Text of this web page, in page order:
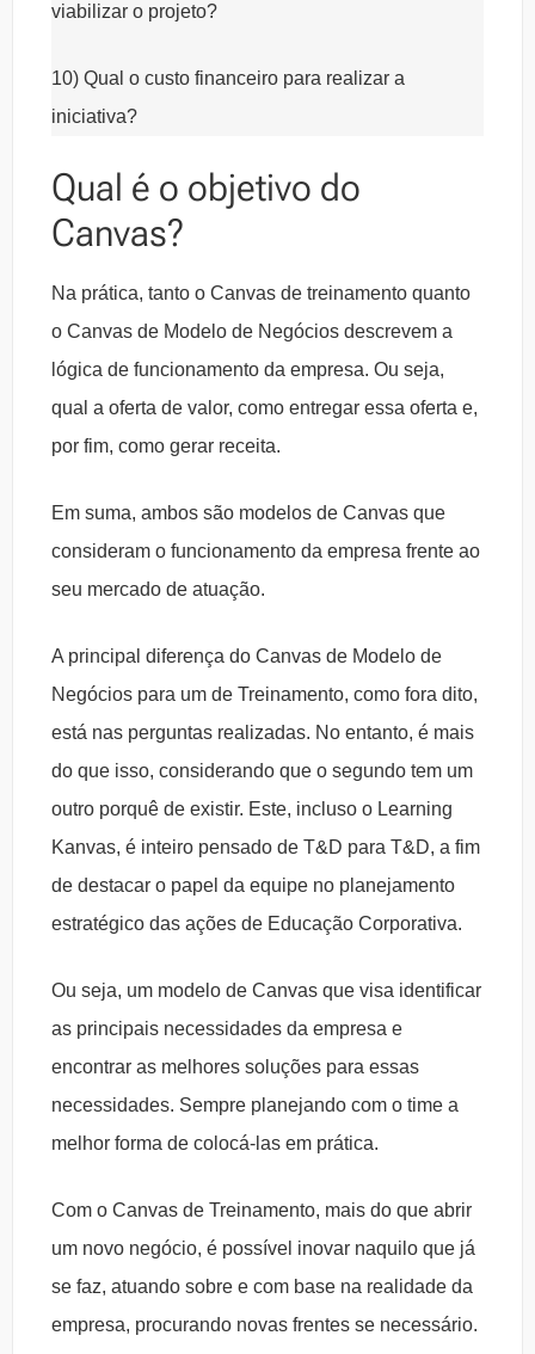
viabilizar o projeto?
10) Qual o custo financeiro para realizar a
iniciativa?
Qual é o objetivo do
Canvas?
Na prática, tanto o Canvas de treinamento quanto
o Canvas de Modelo de Negócios descrevem a
lógica de funcionamento da empresa. Ou seja,
qual a oferta de valor, como entregar essa oferta e,
por fim, como gerar receita.
Em suma, ambos são modelos de Canvas que
consideram o funcionamento da empresa frente ao
seu mercado de atuação.
A principal diferença do Canvas de Modelo de
Negócios para um de Treinamento, como fora dito,
está nas perguntas realizadas. No entanto, é mais
do que isso, considerando que o segundo tem um
outro porquê de existir. Este, incluso o Learning
Kanvas, é inteiro pensado de T&D para T&D, a fim
de destacar o papel da equipe no planejamento
estratégico das ações de Educação Corporativa.
Ou seja, um modelo de Canvas que visa identificar
as principais necessidades da empresa e
encontrar as melhores soluções para essas
necessidades. Sempre planejando com o time a
melhor forma de colocá-las em prática.
Com o Canvas de Treinamento, mais do que abrir
um novo negócio, é possível inovar naquilo que já
se faz, atuando sobre e com base na realidade da
empresa, procurando novas frentes se necessário.